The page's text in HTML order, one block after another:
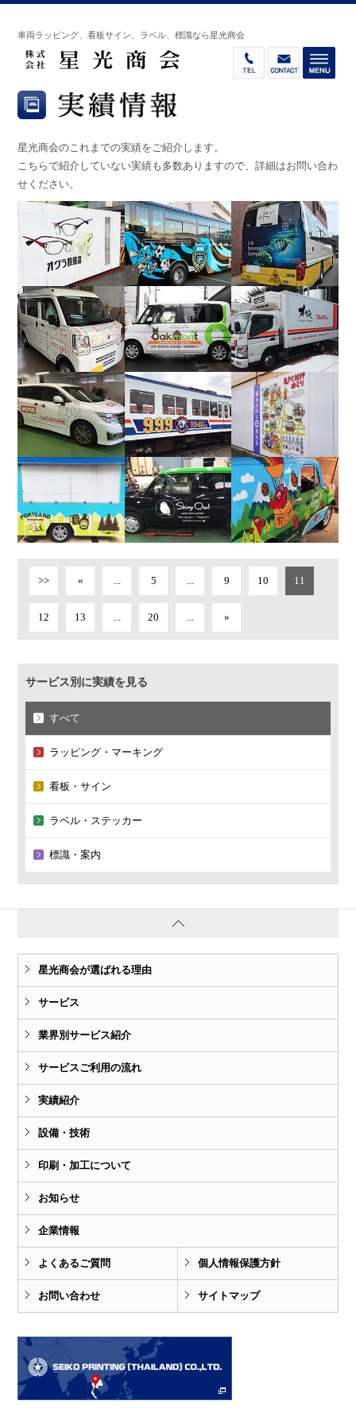
車両ラッピング、看板サイン、ラベル、標識なら星光商会
星光商会のこれまでの実績をご紹介します。
こちらで紹介していない実績も多数ありますので、詳細はお問い合わ
せください。
>> « 5 9 10 11
12 13 20 »
サービス別に実績を見る
すべて
ラッピング・マーキング
看板・サイン
ラベル・ステッカー
標識・案内
星光商会が選ばれる理由
サービス
業界別サービス紹介
サービスご利用の流れ
実績紹介
設備・技術
印刷・加工について
お知らせ
企業情報
よくあるご質問 個人情報保護方針
お問い合わせ サイトマップ